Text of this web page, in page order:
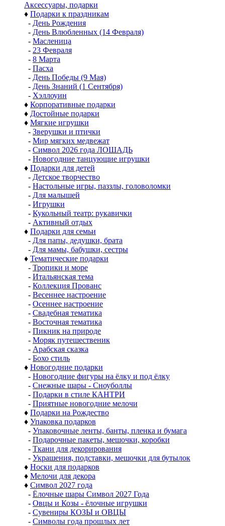
Аксессуары, подарки
♦ Подарки к праздникам
- День Рождения
- День Влюбленных (14 Февраля)
- Масленица
- 23 Февраля
- 8 Марта
- Пасха
- День Победы (9 Мая)
- День Знаний (1 Сентября)
- Хэллоуин
♦ Корпоративные подарки
♦ Достойные подарки
♦ Мягкие игрушки
- Зверушки и птички
- Мир мягких медвежат
- Символ 2026 года ЛОШАДЬ
- Новогодние танцующие игрушки
♦ Подарки для детей
- Детское творчество
- Настольные игры, паззлы, головоломки
- Для малышей
- Игрушки
- Кукольный театр: рукавички
- Активный отдых
♦ Подарки для семьи
- Для папы, дедушки, брата
- Для мамы, бабушки, сестры
♦ Тематические подарки
- Тропики и море
- Итальянская тема
- Коллекция Прованс
- Весеннее настроение
- Осеннее настроение
- Свадебная тематика
- Восточная тематика
- Пикник на природе
- Моряк путешественик
- Арабская сказка
- Бохо стиль
♦ Новогодние подарки
- Новогодние фигуры на ёлку и под ёлку
- Снежные шары - Сноуболлы
- Подарки в стиле КАНТРИ
- Приятные новогодние мелочи
♦ Подарки на Рождество
♦ Упаковка подарков
- Упаковочные ленты, банты, пленка и бумага
- Подарочные пакеты, мешочки, коробки
- Ткани для декорирования
- Украшения, подставки, мешочки для бутылок
♦ Носки для подарков
♦ Мелочи для декора
♦ Символ 2027 года
- Ёлочные шары Символ 2027 Года
- Овцы и Козы - ёлочные игрушки
- Сувениры КОЗЫ и ОВЦЫ
- Символы года прошлых лет